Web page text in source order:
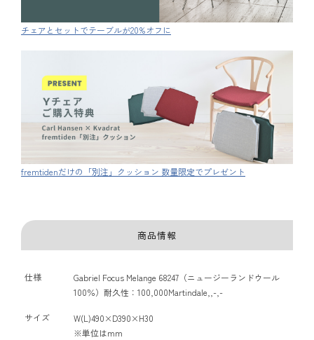
チェアとセットでテーブルが20%オフに
fremtidenだけの「別注」クッション 数量限定でプレゼント
商品情報
仕様
Gabriel Focus Melange 68247（ニュージーランドウール
100％）耐久性：100,000Martindale,,-,-
サイズ
W(L)490×D390×H30
※単位はmm